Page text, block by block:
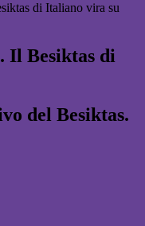
di Italiano vira su
Il Besiktas di
del Besiktas.